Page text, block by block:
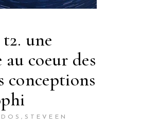
au coeur des
conceptions